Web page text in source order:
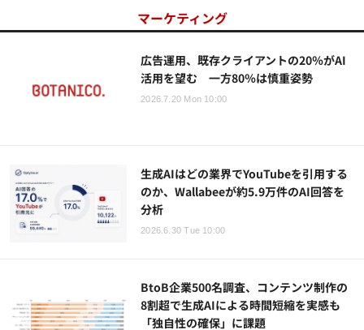
マーケティング
広告運用、既存クライアントの20％がAI
活用を望む 一方80％は慎重姿勢
2026.7.20 Mon 10:00
生成AIはどの業界でYouTubeを引用する
のか、Wallabeeが約5.9万件のAI回答を
分析
2026.6.30 Tue 10:00
BtoB企業500名調査、コンテンツ制作の
8割超で生成AIによる時間短縮を実感も
「独自性の確保」に課題